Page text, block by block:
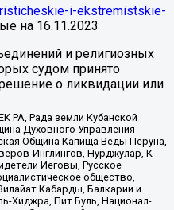
i-ekstremistskie-
на 16.11.2023
и религиозных
судом принято
о ликвидации или
РА, Рада земли Кубанской
Духовного Управления
Община Капища Веды Перуна,
Инглингов, Нурджулар, К
Иеговы, Русское
общество,
Кабарды, Балкарии и
Хиджра, Пит Буль, Национал-